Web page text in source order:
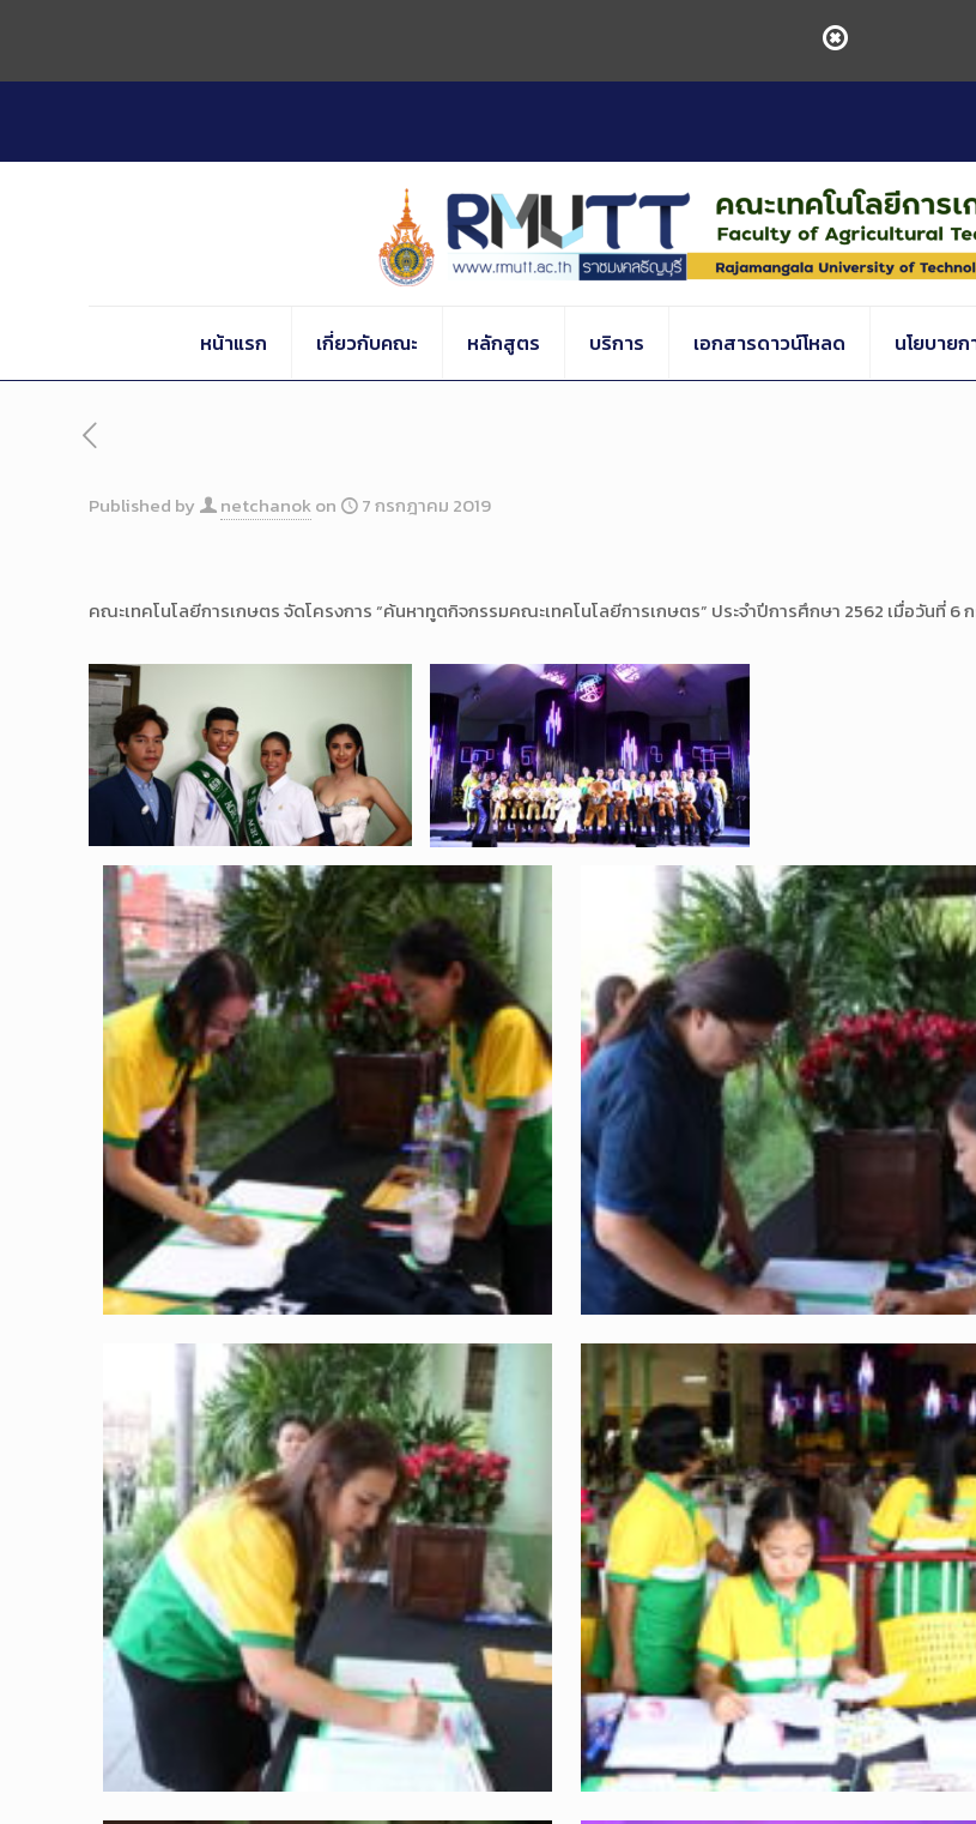
Content
หน้าแรก เกี่ยวกับคณะ หลักสูตร บริการ เอกสารดาวน์โหลด นโยบาย
Published by netchanokon 7 กรกฎาคม 2019
คณะเทคโนโลยีการเกษตร จัดโครงการ “ค้นหาทูตกิจกรรมคณะเทคโนโลยีการเกษตร” ประจำปีการศึกษา 2562 เมื่อวันที่